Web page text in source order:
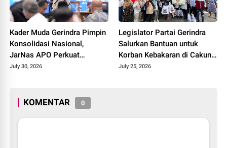
Kader Muda Gerindra Pimpin
Konsolidasi Nasional,
JarNas APO Perkuat
Perlawanan terhadap Modus
July 30, 2026
Legislator Partai Gerindra
Salurkan Bantuan untuk
Korban Kebakaran di Cakung
Timur, Wujud Kepedulian
July 25, 2026
KOMENTAR 0